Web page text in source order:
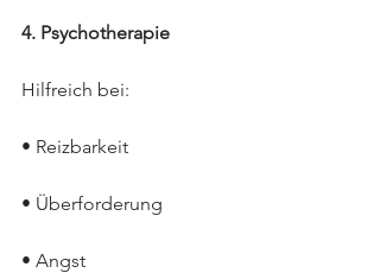
4. Psychotherapie
Hilfreich bei:
• Reizbarkeit
• Überforderung
• Angst